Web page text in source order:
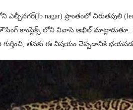
ఎల్బీనగర్(lb nagar) ప్రాంతంలో చిరుతపులి
హౌసింగ్ కాంప్లెక్స్ లోని నివాసి అఖిల్
గుర్తించి, తనకు ఈ విష‌యం చెప్ప‌డానికి